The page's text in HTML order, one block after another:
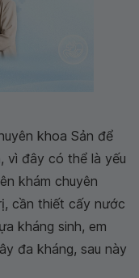
khoa Sản để
vì đây có thể là yếu
khám chuyên
cần thiết cấy nước
kháng sinh, em
đa kháng, sau này